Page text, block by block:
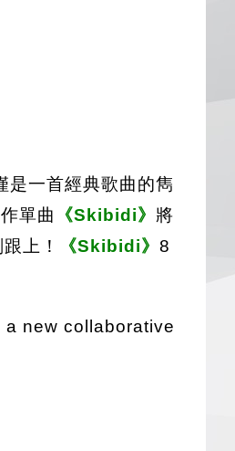
是一首經典歌曲的雋
單曲
《Skibidi》 將
上！
《Skibidi》 8
new collaborative